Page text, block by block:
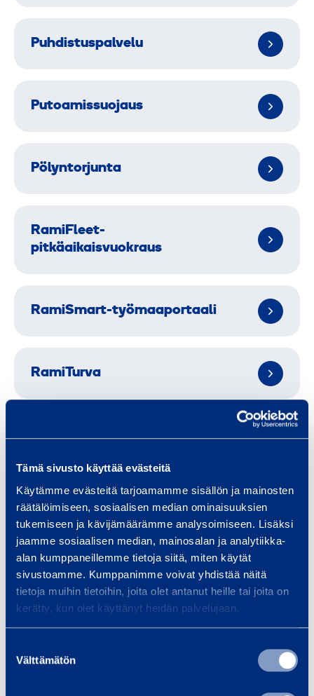
Tämä sivusto käyttää evästeitä
Käytämme evästeitä tarjoamamme sisällön ja mainosten
räätälöimiseen, sosiaalisen median ominaisuuksien
tukemiseen ja kävijämäärämme analysoimiseen. Lisäksi
jaamme sosiaalisen median, mainosalan ja analytiikka-
alan kumppaneillemme tietoja siitä, miten käytät
sivustoamme. Kumppanimme voivat yhdistää näitä
tietoja muihin tietoihin, joita olet antanut heille tai joita on
kerätty, kun olet käyttänyt heidän palvelujaan.
valinta
Välttämätön
Puhdistuspalvelu
Putoamissuojaus
Pölyntorjunta
RamiFleet-
pitkäaikaisvuokraus
RamiSmart-työmaaportaali
RamiTurva
Suunnittelupalvelut
Sähköistys ja valaistus
Tankkauspalvelu